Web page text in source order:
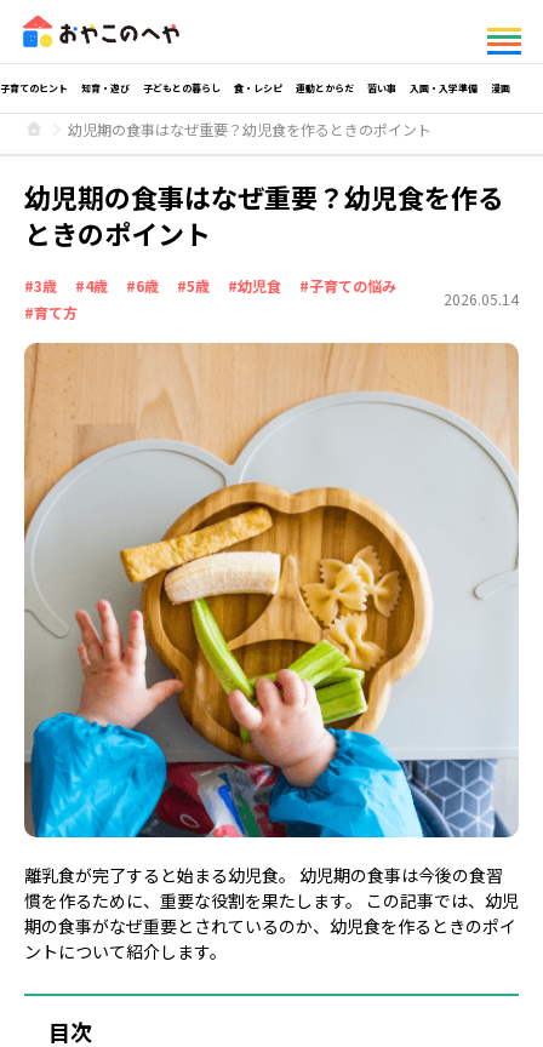
子育てのヒント 知育・遊び 子どもとの暮らし 食・レシピ 運動とからだ 習い事 入園・入学準備 漫画
幼児期の食事はなぜ重要？幼児食を作るときのポイント
幼児期の食事はなぜ重要？幼児食を作る
ときのポイント
#3歳 #4歳 #6歳 #5歳 #幼児食
#子育ての悩み
#育て方
2026.05.14
離乳食が完了すると始まる幼児食。 幼児期の食事は今後の食習
慣を作るために、重要な役割を果たします。 この記事では、幼児
期の食事がなぜ重要とされているのか、幼児食を作るときのポイ
ントについて紹介します。
目次